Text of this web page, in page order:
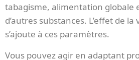
tabagisme, alimentation globale
d’autres substances. L’effet de
s’ajoute à ces paramètres.
Vous pouvez agir en adaptant